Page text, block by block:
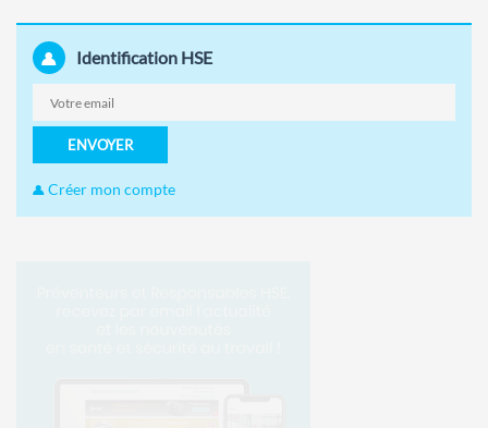
Identification HSE
ENVOYER
Créer mon compte